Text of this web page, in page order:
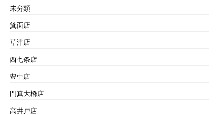
未分類
箕面店
草津店
西七条店
豊中店
門真大橋店
高井戸店